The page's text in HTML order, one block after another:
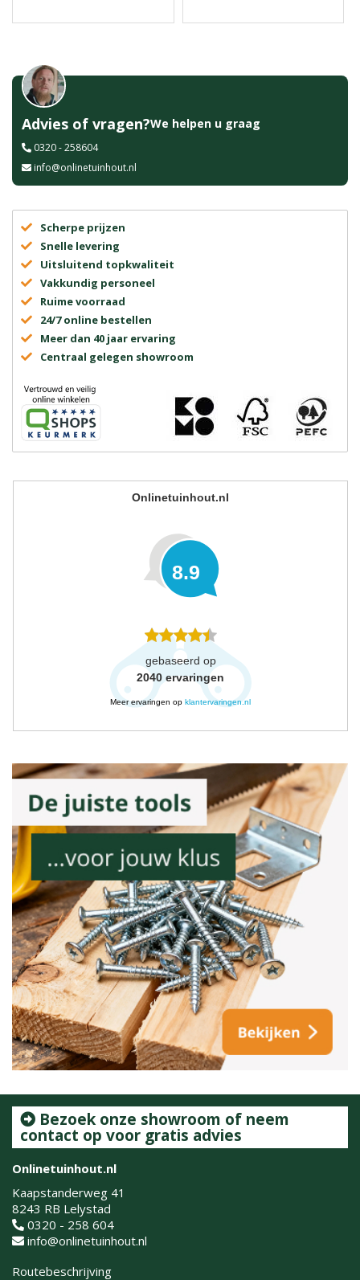
Advies of vragen?We helpen u graag
0320 - 258604
info@onlinetuinhout.nl
Scherpe prijzen
Snelle levering
Uitsluitend topkwaliteit
Vakkundig personeel
Ruime voorraad
24/7 online bestellen
Meer dan 40 jaar ervaring
Centraal gelegen showroom
Onlinetuinhout.nl
8.9
gebaseerd op
2040 ervaringen
Meer ervaringen op klantervaringen.nl
Bezoek onze showroom of neem
contact op voor gratis advies
Onlinetuinhout.nl
Kaapstanderweg 41
8243 RB Lelystad
0320 - 258 604
info@onlinetuinhout.nl
Routebeschrijving